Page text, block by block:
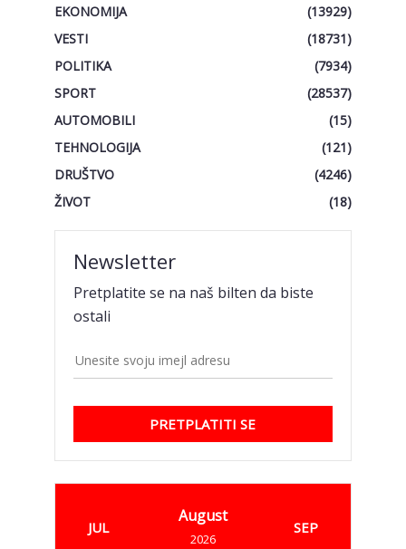
EKONOMIJA
(13929)
VESTI
(18731)
POLITIKA
(7934)
SPORT
(28537)
AUTOMOBILI
(15)
TEHNOLOGIJA
(121)
DRUŠTVO
(4246)
ŽIVOT
(18)
Newsletter
Pretplatite se na naš bilten da biste
ostali
PRETPLATITI SE
JUL
August
2026
SEP